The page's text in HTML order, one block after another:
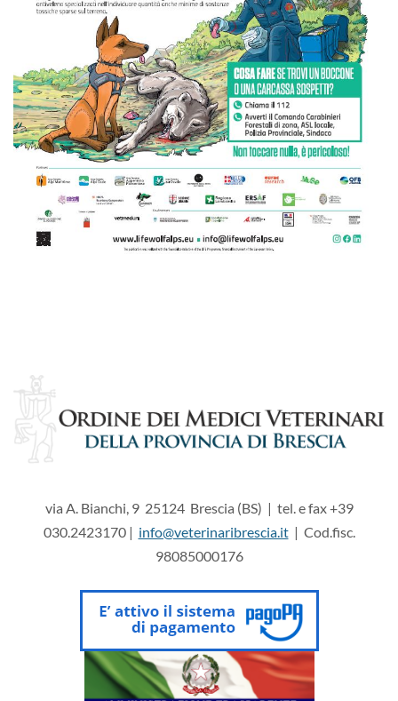
via A. Bianchi, 9 25124 Brescia (BS) | tel. e fax +39
030.2423170 | info@veterinaribrescia.it| Cod.fisc.
98085000176